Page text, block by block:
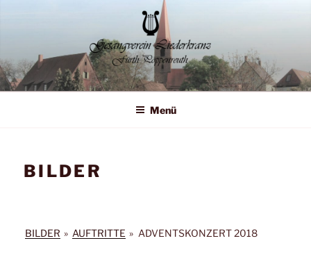
Liederkranz Poppenreuth
Menü
BILDER
BILDER » AUFTRITTE » ADVENTSKONZERT 2018